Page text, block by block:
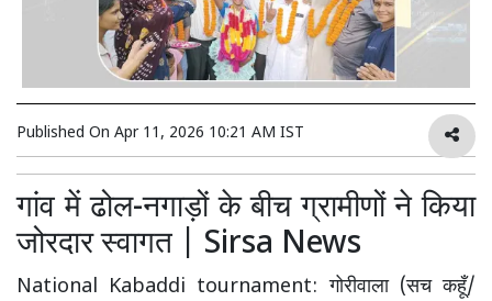
Published On Apr 11, 2026 10:21 AM IST
गांव में ढोल-नगाड़ों के बीच ग्रामीणों ने किया
जोरदार स्वागत | Sirsa News
National Kabaddi tournament: गोरीवाला (सच कहूँ/